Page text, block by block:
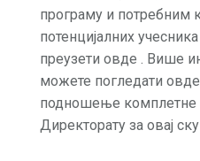
програму и потребним
потенцијалних
преузети овде . Више
можете погледати
подношење комплетне
Директорату за овај